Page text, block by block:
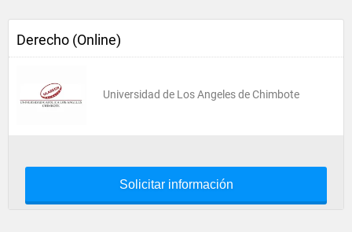
Derecho (Online)
Universidad de Los Angeles de Chimbote
Solicitar información